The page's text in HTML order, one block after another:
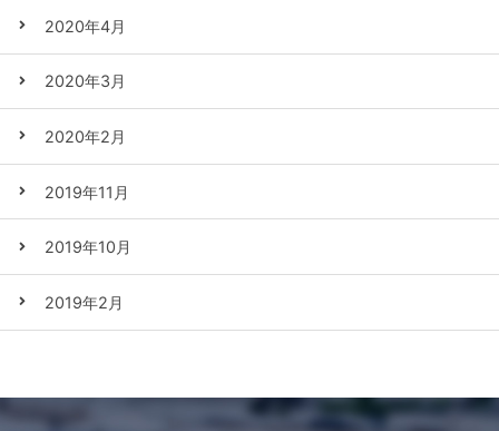
2020年4月
2020年3月
2020年2月
2019年11月
2019年10月
2019年2月